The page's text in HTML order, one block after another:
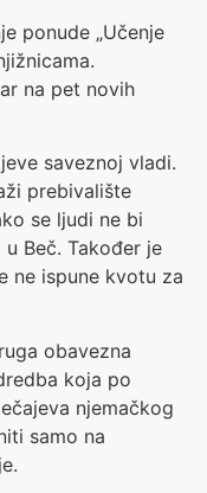
ponude „Učenje
na pet novih
saveznoj vladi.
prebivalište
se ljudi ne bi
Beč. Također je
ne ispune kvotu za
obavezna
koja po
njemačkog
samo na